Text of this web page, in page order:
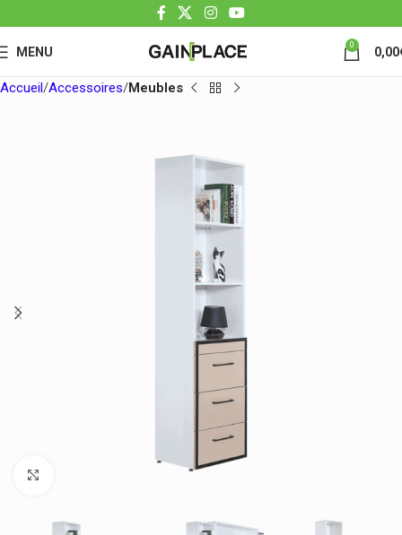
MENU 0 0,00
Accueil Accessoires Meubles